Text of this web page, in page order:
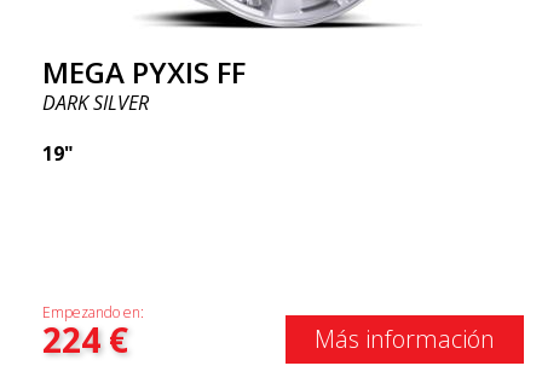
MEGA PYXIS FF
DARK SILVER
19"
Empezando en:
224€ Más información